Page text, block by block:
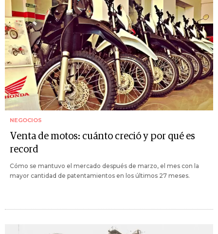
NEGOCIOS
Venta de motos: cuánto creció y por qué es
record
Cómo se mantuvo el mercado después de marzo, el mes con la
mayor cantidad de patentamientos en los últimos 27 meses.